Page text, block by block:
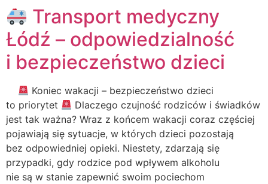
Transport medyczny
Łódź – odpowiedzialność
i bezpieczeństwo dzieci
Koniec wakacji – bezpieczeństwo dzieci
to priorytet
Dlaczego czujność rodziców i świadków
jest tak ważna? Wraz z końcem wakacji coraz częściej
pojawiają się sytuacje, w których dzieci pozostają
bez odpowiedniej opieki. Niestety, zdarzają się
przypadki, gdy rodzice pod wpływem alkoholu
nie są w stanie zapewnić swoim pociechom